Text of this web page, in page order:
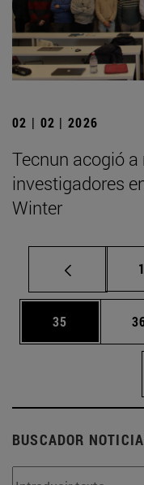
02 | 02 | 2026
Tecnun acogió
investigadores
Winter
1
Página
35
BUSCADOR